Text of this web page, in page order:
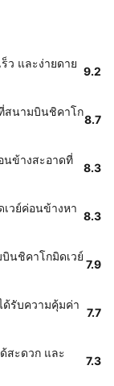
ว และง่ายดาย
9.2
สนามบินชิคาโก
8.7
นข้างสะอาดที่
8.3
วย์ค่อนข้างหา
8.3
นชิคาโกมิดเวย์
7.9
ด้รับความคุ้มค่า
7.7
สะดวก และ
7.3